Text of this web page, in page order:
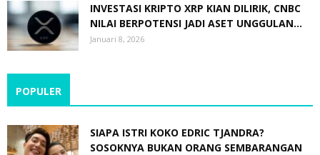
INVESTASI KRIPTO XRP KIAN DILIRIK, CNBC
NILAI BERPOTENSI JADI ASET UNGGULAN...
Januari 8, 2026
POPULER
SIAPA ISTRI KOKO EDRIC TJANDRA?
SOSOKNYA BUKAN ORANG SEMBARANGAN